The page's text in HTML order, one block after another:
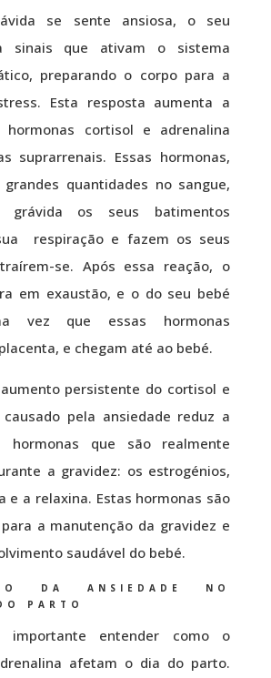
se sente ansiosa, o seu
sinais que ativam o sistema
preparando o corpo para a
Esta resposta aumenta a
hormonas cortisol e adrenalina
suprarrenais. Essas hormonas,
quantidades no sangue,
grávida os seus batimentos
respiração e fazem os seus
se. Após essa reação, o
em exaustão, e o do seu bebé
vez que essas hormonas
e chegam até ao bebé.
persistente do cortisol e
pela ansiedade reduz a
hormonas que são realmente
a gravidez: os estrogénios,
e a relaxina. Estas hormonas são
a manutenção da gravidez e
saudável do bebé.
DA ANSIEDADE NO
PARTO
importante entender como o
afetam o dia do parto.